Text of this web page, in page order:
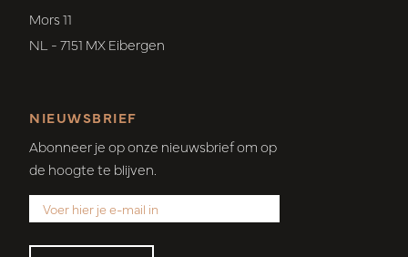
Mors 11
NL - 7151 MX Eibergen
NIEUWSBRIEF
Abonneer je op onze nieuwsbrief om op
de hoogte te blijven.